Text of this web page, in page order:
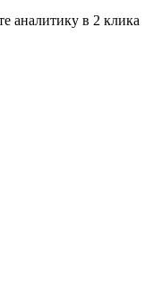
аналитику в 2 клика